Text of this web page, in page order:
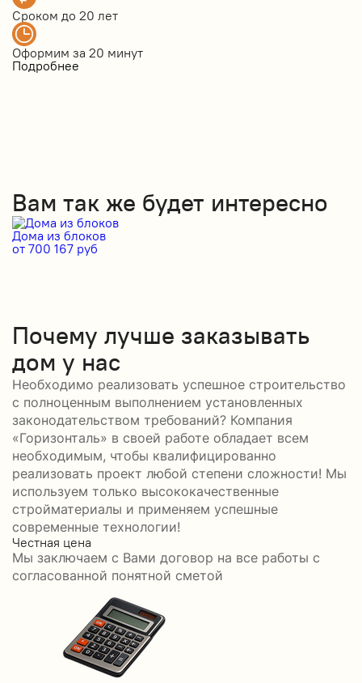
Сроком до 20 лет
Оформим за 20 минут
Подробнее
Вам так же будет интересно
Дома из блоков
от 700 167 руб
Почему лучше заказывать
дом у нас
Необходимо реализовать успешное строительство
с полноценным выполнением установленных
законодательством требований? Компания
«Горизонталь» в своей работе обладает всем
необходимым, чтобы квалифицированно
реализовать проект любой степени сложности! Мы
используем только высококачественные
стройматериалы и применяем успешные
современные технологии!
Честная цена
Мы заключаем с Вами договор на все работы с
согласованной понятной сметой